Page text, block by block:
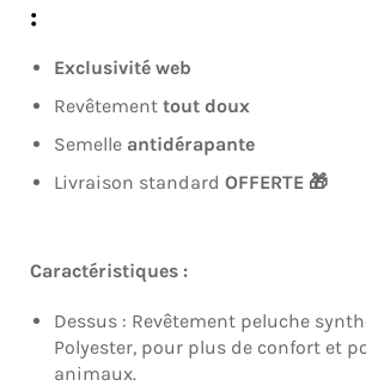
:
Exclusivité web
Revêtement tout doux
Semelle antidérapante
Livraison standard OFFERTE 🎁
Caractéristiques :
Dessus : Revêtement peluche
Polyester, pour plus de confort et
animaux.